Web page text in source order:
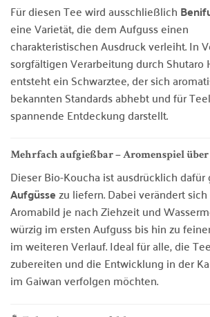
Für diesen Tee wird ausschließlich
eine Varietät, die dem Aufguss einen
charakteristischen Ausdruck verleiht. In
sorgfältigen Verarbeitung durch Shutaro
entsteht ein Schwarztee, der sich
bekannten Standards abhebt und für
spannende Entdeckung darstellt.
Mehrfach aufgießbar – Aromenspiel
Dieser Bio-Koucha ist ausdrücklich dafür
Aufgüssezu liefern. Dabei verändert
Aromabild je nach Ziehzeit und
würzig im ersten Aufguss bis hin zu
im weiteren Verlauf. Ideal für alle, die
zubereiten und die Entwicklung in der
im Gaiwan verfolgen möchten.